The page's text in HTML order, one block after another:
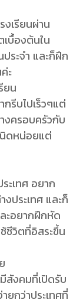
เรียนผ่าน
บื้องต้นใน
ประจำ และก็ฝึก
ะ
ยน
รีบไปเร็วๆแต่
งครอบครัวกับ
ดหน่อยแต่
ะเทศ อยาก
ประเทศ และก็
ะอยากฝึกหัด
ชีวิตที่อิสระขึ้น
มีสังคมที่เปิดรับ
ยกว่าประเทศที่